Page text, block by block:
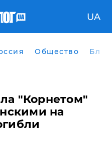
UA
Общество
"Корнетом"
на